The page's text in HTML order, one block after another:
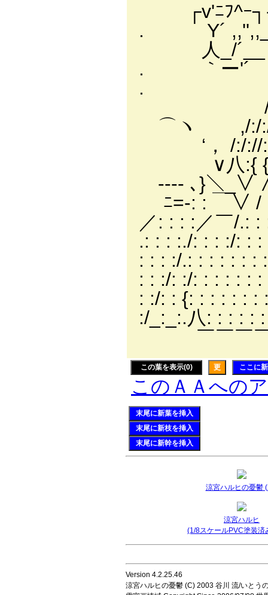
┌v'ﾆﾌ^ｰ
. Y´ ,,'',,_
人_/´__
. ｀ー'´ ‘
. /, ∨ / /:
/:/, ∨ ,:
⌒ヽ ,/:/:/,
‘， /:/://
∨八:{ {∧
---- ､}＼_∨
ﾆ=-: : ￣∨ /
／: : : :／￣/
.: : : :./: : : :/:
: : : :/.: : : : : :
: : :/: :/: : : : :
: :/: : {: : : : :
:/_:_:.八: : : : :
￣￣
この葉を表示(0) 更 ここに
このＡＡへの
末尾に新葉を挿入
末尾に新枝を挿入
末尾に新幹を挿入
涼宮ハルヒの憂鬱
涼宮ハルヒ
(1/8スケールPVC塗装済
Version 4.2.25.46
涼宮ハルヒの憂鬱 (C) 2003 谷川 流/いとう